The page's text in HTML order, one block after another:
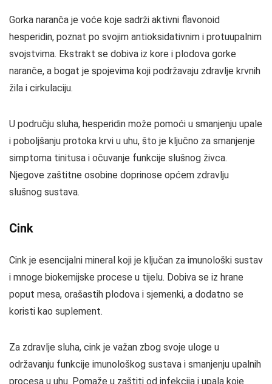
Gorka naranča je voće koje sadrži aktivni flavonoid
hesperidin, poznat po svojim antioksidativnim i protuupalnim
svojstvima. Ekstrakt se dobiva iz kore i plodova gorke
naranče, a bogat je spojevima koji podržavaju zdravlje krvnih
žila i cirkulaciju.
U području sluha, hesperidin može pomoći u smanjenju upale
i poboljšanju protoka krvi u uhu, što je ključno za smanjenje
simptoma tinitusa i očuvanje funkcije slušnog živca.
Njegove zaštitne osobine doprinose općem zdravlju
slušnog sustava.
Cink
Cink je esencijalni mineral koji je ključan za imunološki sustav
i mnoge biokemijske procese u tijelu. Dobiva se iz hrane
poput mesa, orašastih plodova i sjemenki, a dodatno se
koristi kao suplement.
Za zdravlje sluha, cink je važan zbog svoje uloge u
održavanju funkcije imunološkog sustava i smanjenju upalnih
procesa u uhu. Pomaže u zaštiti od infekcija i upala koje